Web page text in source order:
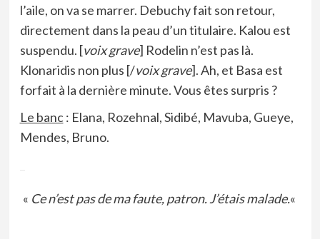
l’aile, on va se marrer. Debuchy fait son retour,
directement dans la peau d’un titulaire. Kalou est
suspendu. [voix grave] Rodelin n’est pas là.
Klonaridis non plus [/voix grave]. Ah, et Basa est
forfait à la dernière minute. Vous êtes surpris ?
Le banc: Elana, Rozehnal, Sidibé, Mavuba, Gueye,
Mendes, Bruno.
« Ce n’est pas de ma faute, patron. J’étais malade.«